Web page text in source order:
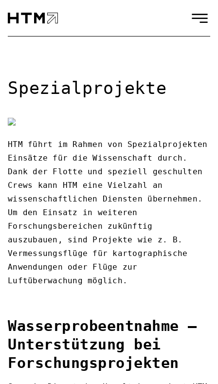
Spezialprojekte
HTM führt im Rahmen von Spezialprojekten
Einsätze für die Wissenschaft durch.
Dank der Flotte und speziell geschulten
Crews kann HTM eine Vielzahl an
wissenschaftlichen Diensten übernehmen.
Um den Einsatz in weiteren
Forschungsbereichen zukünftig
auszubauen, sind Projekte wie z. B.
Vermessungsflüge für kartographische
Anwendungen oder Flüge zur
Luftüberwachung möglich.
Wasserprobeentnahme –
Unterstützung bei
Forschungsprojekten